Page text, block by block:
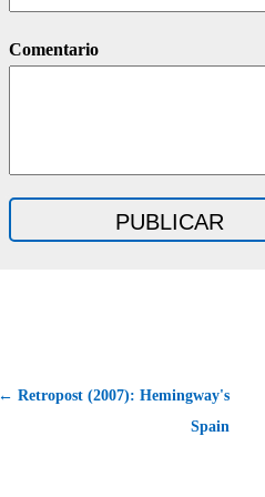
Comentario
← Retropost (2007): Hemingway's
Spain